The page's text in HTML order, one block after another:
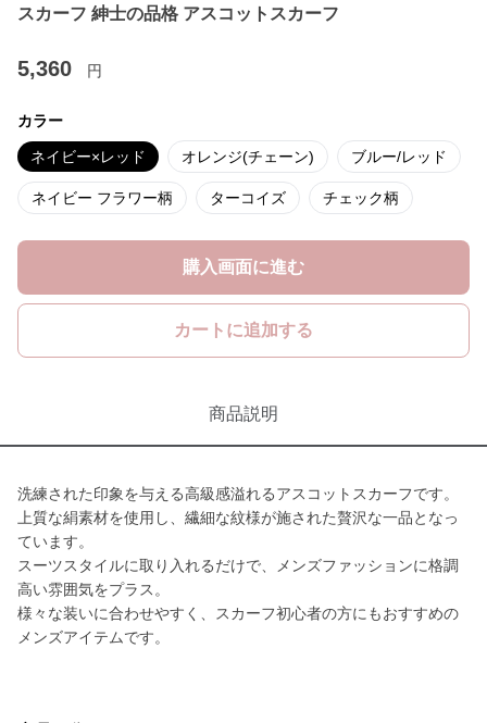
スカーフ 紳士の品格 アスコットスカーフ
5,360 円
カラー
ネイビー×レッド オレンジ(チェーン) ブルー/レッド
ネイビー フラワー柄 ターコイズ チェック柄
購入画面に進む
カートに追加する
商品説明
洗練された印象を与える高級感溢れるアスコットスカーフです。
上質な絹素材を使用し、繊細な紋様が施された贅沢な一品となっ
ています。
スーツスタイルに取り入れるだけで、メンズファッションに格調
高い雰囲気をプラス。
様々な装いに合わせやすく、スカーフ初心者の方にもおすすめの
メンズアイテムです。